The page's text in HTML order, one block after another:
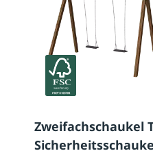
Zweifachschaukel